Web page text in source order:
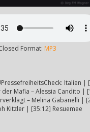
Format: MP3
Italien |
der Mafia – Alessia Candito |
– Melina Gabanelli |
Kitzler | [35:12] Resuemee